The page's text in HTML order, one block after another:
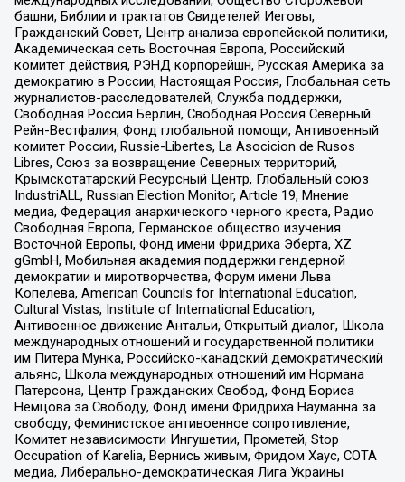
башни, Библии и трактатов Свидетелей Иеговы,
Гражданский Совет, Центр анализа европейской политики,
Академическая сеть Восточная Европа, Российский
комитет действия, РЭНД корпорейшн, Русская Америка за
демократию в России, Настоящая Россия, Глобальная сеть
журналистов-расследователей, Служба поддержки,
Свободная Россия Берлин, Свободная Россия Северный
Рейн-Вестфалия, Фонд глобальной помощи, Антивоенный
комитет России, Russie-Libertes, La Asocicion de Rusos
Libres, Союз за возвращение Северных территорий,
Крымскотатарский Ресурсный Центр, Глобальный союз
IndustriALL, Russian Election Monitor, Article 19, Мнение
медиа, Федерация анархического черного креста, Радио
Свободная Европа, Германское общество изучения
Восточной Европы, Фонд имени Фридриха Эберта, XZ
gGmbH, Мобильная академия поддержки гендерной
демократии и миротворчества, Форум имени Льва
Копелева, American Councils for International Education,
Cultural Vistas, Institute of International Education,
Антивоенное движение Антальи, Открытый диалог, Школа
международных отношений и государственной политики
им Питера Мунка, Российско-канадский демократический
альянс, Школа международных отношений им Нормана
Патерсона, Центр Гражданских Свобод, Фонд Бориса
Немцова за Свободу, Фонд имени Фридриха Науманна за
свободу, Феминистское антивоенное сопротивление,
Комитет независимости Ингушетии, Прометей, Stop
Occupation of Karelia, Вернись живым, Фридом Хаус, СОТА
медиа, Либерально-демократическая Лига Украины